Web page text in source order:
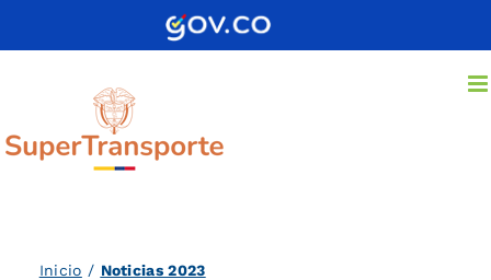
Inicio / Noticias 2023